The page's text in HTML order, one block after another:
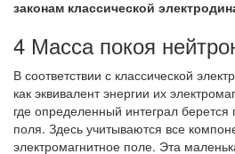
законам классической
4 Масса покоя
В соответствии с классической
как эквивалент энергии их
где определенный интеграл
поля. Здесь учитываются все
электромагнитное поле. Эта